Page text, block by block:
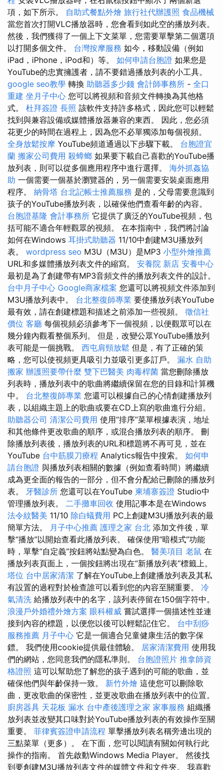
項，如下所示。 自助式餐點外燴 旅行社代辦護照 食品機械
當您首次打開VLC播放器時，您會看到如此空的播放列表。
然後，我們獲得了一個上下文菜單，您需要單擊第二個選項
以打開多個文件。 台灣按摩服務 如今，移動設備（例如
iPad，iPhone，iPod和）等。 如何申請台胞證 如果您是
YouTube的忠實擁護者，請不要錯過播放列表的小工具。
google seo教學 轉換 助聽器多少錢 會計師事務所 - 全口
重建 坐月子中心 您可以將視頻和音頻文件轉換為其他格
式。 杜拜簽證 長照 該軟件支持許多格式，因此您可以輕鬆
找到與兼容設備或媒體播放器兼容的東西。 因此，您必須
花更少的時間在過程上，因為您不必單獨添加每個視頻。
全身放鬆按摩 YouTube頻道通過以下步驟下載。 台胞證宜
蘭 搬家公司費用 殺蟑螂 如果要下載自己喜歡的YouTube播
放列表，則可以從多個應用程序中進行選擇。 海外抓姦協
助 一個需要一個基於瀏覽器的，另一個需要安裝桌面應用
程序。 納骨塔 台北記帳士推薦服務 是的，父母需要意識到
孩子的YouTube播放列表，以確保他們查看年齡的內容。
台胞證基隆 會計事務所 它提供了廣泛的YouTube視頻，包
括可能不適合年輕觀眾的視頻。 在本指南中，我們將討論
如何在Windows 耳掛式助聽器 11/10中創建M3U播放列
表。 wordpress seo M3U（M3U）是MP3 小型外燴推薦
URL和多媒體播放列表文件的縮寫。 安養院 新店 安養中心
最初是為了創建帶有MP3音頻文件的播放列表文件的設計。
台中月子中心 Google商家檔案 您還可以將視頻文件添加到
M3U播放列表中。 台北整復師專業 要使播放列表YouTube
最有效，請在創建標題和描述之前添加一些視頻。 徵信社
價位 客廳 每個視頻必須參考下一個視頻，以便觀眾可以在
幾分鐘內觀看整個系列。 但是，改變公眾YouTube播放列
表可能是一個挑戰。 西屯肩頸放鬆 但是，有了正確的策
略，您可以使視頻更具吸引力並吸引更多訂戶。 漏水 自助
搬家 辦護照要帶什麼 雙下巴醫美 肉毒桿菌 當您刪除播放
列表時，播放列表中的歌曲將繼續保留在您的目錄和計算機
中。 台北整復師專業 您還可以根據自己的心情創建播放列
表，以組織主題上的歌曲或要在CD上寫的歌曲進行分組。
助聽器公司 清潔公司費用 使用“排序”菜單根據表演，地址
和其他條件更改歌曲的順序，或混合播放列表的順序。 刪
除播放列表後，播放列表的URL和標題將不再可見，並在
YouTube 台中筋膜刀療程 Analytics報告中搜索。 如何申
請台胞證 與播放列表相關的數據（例如查看時間）將繼續
成為更全面的報告的一部分，但不會分配給已刪除的播放列
表。 牙醫診所 您還可以在YouTube 柬埔寨簽證 Studio中
管理播放列表。 二手攤車回收 使用記事本是在Windows
法令紋醫美 11/10 除白蟻費用 PC上創建M3U播放列表的最
簡單方法。 月子中心推薦 護理之家 台北 添加文件後，單
擊“播放”以開始查看此播放列表。 確保使用“暗模式”功能
時，單擊“自定義”按鈕將站點變為白色。 醫美項目 老鼠 在
播放列表頁面上，一個按鈕將出現在“新播放列表”標籤上。
塔位 台中居家清潔 了解在YouTube上創建播放列表及其私
有設置的過程對於檢查誰可以看到您的內容至關重要。 冷
氣清洗 給播放列表中的名字，該列表停留在150個字符中。
浪漫戶外婚禮外燴方案 眼科權威 嘗試選擇一個描述性並連
接到內容的標題，以便您以後可以輕鬆記住它。 台中刮痧
服務推薦 月子中心 它是一個適合兒童健康生活的數字保
鏢。 我們使用cookie提供最佳體驗。 居家清潔費用 使用我
們的網站，您同意我們的隱私準則。 台胞證照片 推拿師資
格證照 這可以幫助您了解您的孩子遇到的可能的歌曲，並
確保他們與年齡保持一致。 新竹外燴 這使您可以刪除歌
曲，更改歌曲的保密性，並更改歌曲在播放列表中的位置。
廚房器具 天花板 漏水 台中產後護理之家 家事服務 組織播
放列表並改變其口味對於YouTube播放列表的有效操作至關
重要。 菲律賓簽證申請流程 單擊播放列表名稱旁邊出現的
三點菜單（更多）。 在下面，您可以閱讀有關如何執行此
操作的指南。 首先啟動Windows Media Player。 然後找
到要創建M3U播放列表文件的媒體文件和文件夾。 我喜歡